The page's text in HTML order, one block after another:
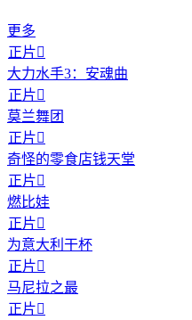
更多
正片
大力水手3：安魂曲
正片
莫兰舞团
正片
奇怪的零食店钱天堂
正片
燃比娃
正片
为意大利干杯
正片
马尼拉之最
正片